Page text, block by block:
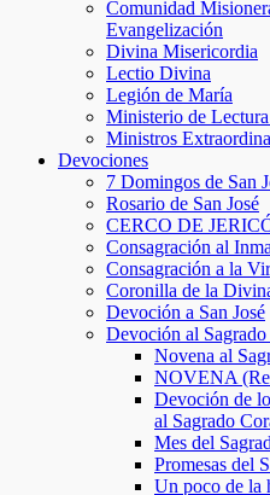
Comunidad
Evangelización
Divina Misericordia
Lectio Divina
Legión de María
Ministerio de
Ministros
Devociones
7 Domingos de San
Rosario de San José
CERCO DE
Consagración al
Consagración a la
Coronilla de la
Devoción a San José
Devoción al Sagrado
Novena al
NOVENA
Devoción de
al Sagrado
Mes del
Promesas del
Un poco de la